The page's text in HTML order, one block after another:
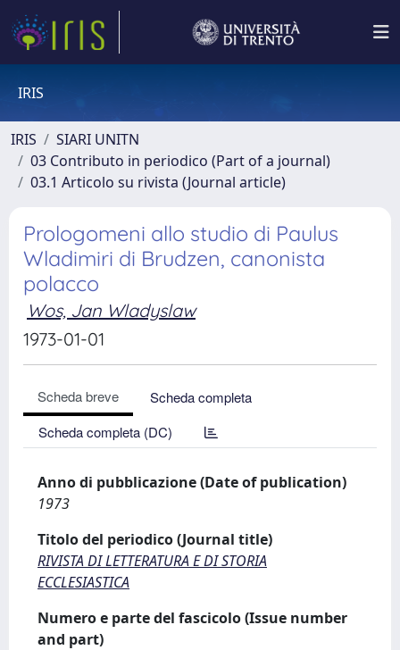
IRIS
IRIS
SIARI UNITN
03 Contributo in periodico (Part of a journal)
03.1 Articolo su rivista (Journal article)
Prologomeni allo studio di Paulus
Wladimiri di Brudzen, canonista
polacco
Wos, Jan Wladyslaw
1973-01-01
Scheda breve
Scheda completa
Scheda completa (DC)
Anno di pubblicazione (Date of publication)
1973
Titolo del periodico (Journal title)
RIVISTA DI LETTERATURA E DI STORIA
ECCLESIASTICA
Numero e parte del fascicolo (Issue number
and part)